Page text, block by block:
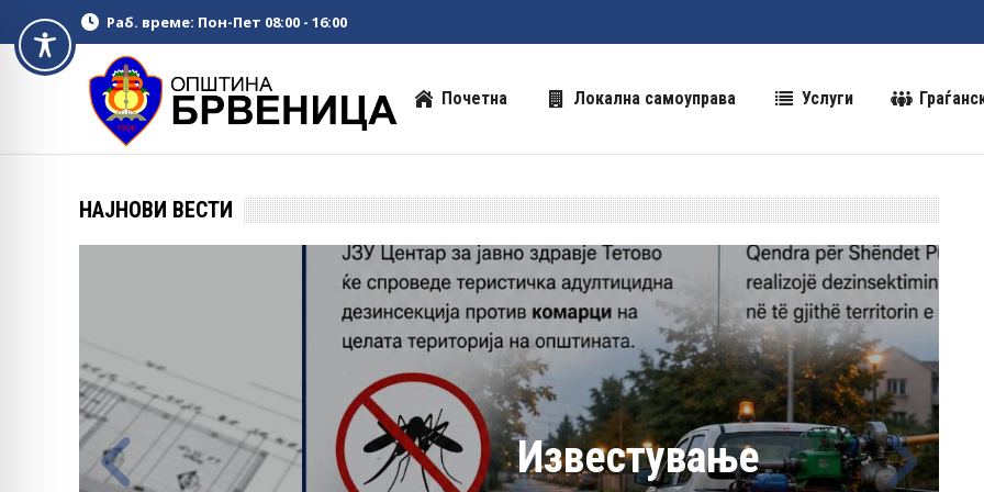
Раб. време: Пон-Пет 08:00 - 16:00
Почетна Локална самоуправа Услуги
НАЈНОВИ ВЕСТИ
Известување